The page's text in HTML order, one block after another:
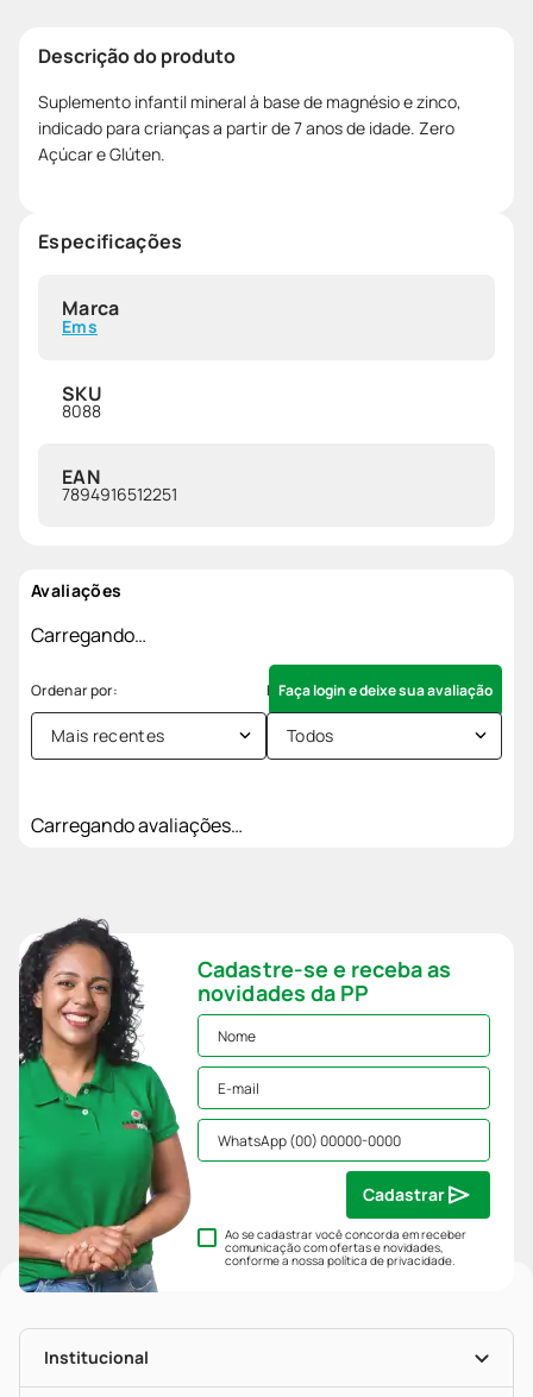
Descrição do produto
Suplemento infantil mineral à base de magnésio e zinco,
indicado para crianças a partir de 7 anos de idade. Zero
Açúcar e Glúten.
Especificações
Marca
Ems
SKU
8088
EAN
7894916512251
Avaliações
Carregando…
Faça login e deixe sua avaliação
Mais recentes Todos
Carregando avaliações…
Cadastre-se e receba as
novidades da PP
Ao se cadastrar você concorda em receber
comunicação com ofertas e novidades,
conforme a nossapolítica de privacidade.
Cadastrar
Institucional